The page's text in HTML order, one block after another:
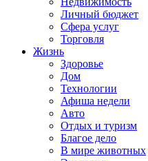
Личный бюджет
Сфера услуг
Торговля
Жизнь
Здоровье
Дом
Технологии
Афиша недели
Авто
Отдых и туризм
Благое дело
В мире животных